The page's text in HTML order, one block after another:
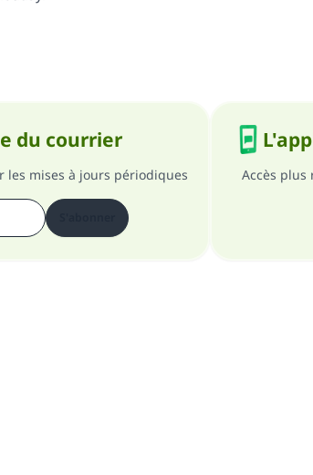
du courrier
les mises à jours périodiques Accès